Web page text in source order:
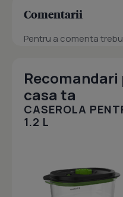
Comentarii
Pentru a comenta
casa ta
CASEROLA
1.2 L